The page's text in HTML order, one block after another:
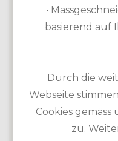
– so schön sind die
Berge und den
die Klippen. Der
davon verlaufen
15 gehören wegen
anspruchsvollsten
man
Vergangenheit und
•
basierend auf
Durch die
Webseite
Cookies
zu.